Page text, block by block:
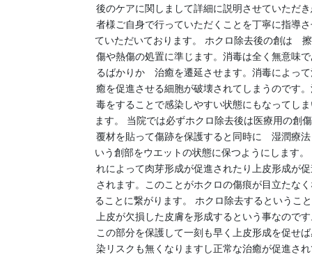
後のケアに関しまして詳細に説明させていただ
者様ご自身で行っていただくことを丁寧に指導
ていただいております。 ホクロ除去後の創は
傷や熱傷の処置に準じます。消毒は全く無意味
るばかりか 治癒を遷延させます。消毒によって
癒を促進させる細胞が破壊されてしまうのです
毒をすることで感染しやすい状態にもなってし
ます。 当院では必ずホクロ除去後は医療用の創
覆材を貼って傷跡を保護すると同時に 湿潤療法
いう創部をウエットの状態に保つようにします。
れによって肉芽形成が促進されたり上皮形成が
されます。このことがホクロの傷痕が目立たな
ることに繋がります。 ホクロ除去するというこ
上皮が欠損した皮膚を形成するという事なので
この部分を保護して一刻も早く上皮形成を促せ
染リスクも無くなりますし正常な治癒が促進さ